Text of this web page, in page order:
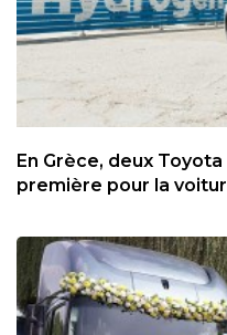
En Grèce, deux
première pour la